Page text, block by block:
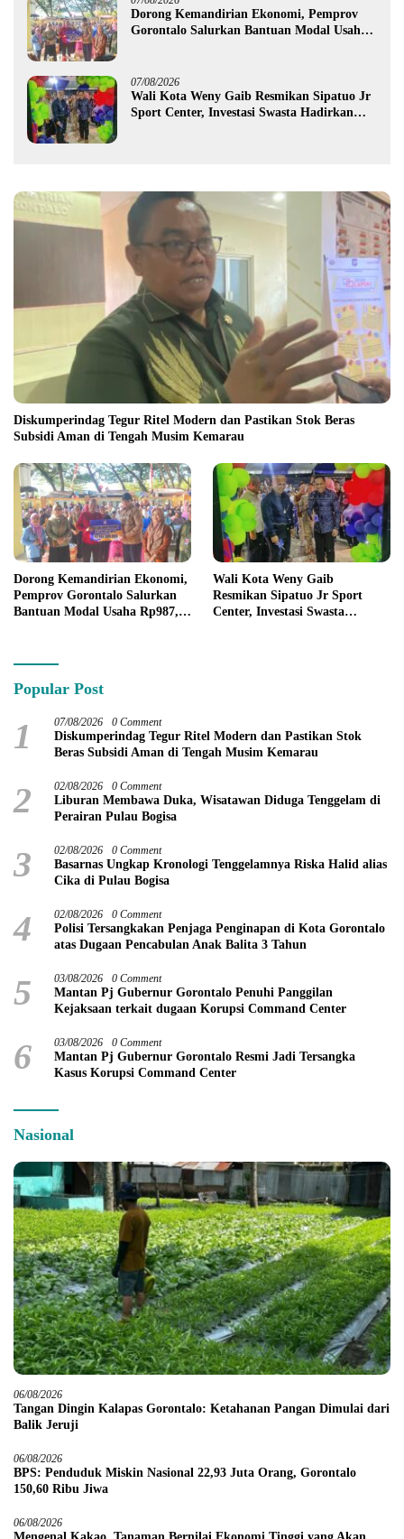
Dorong Kemandirian Ekonomi, Pemprov
Gorontalo Salurkan Bantuan Modal Usaha
07/08/2026
Wali Kota Weny Gaib Resmikan Sipatuo Jr
Sport Center, Investasi Swasta Hadirkan
Diskumperindag Tegur Ritel Modern dan Pastikan Stok Beras
Subsidi Aman di Tengah Musim Kemarau
Dorong Kemandirian Ekonomi,
Pemprov Gorontalo Salurkan
Bantuan Modal Usaha Rp987,5
Wali Kota Weny Gaib
Resmikan Sipatuo Jr Sport
Center, Investasi Swasta
Popular Post
1 07/08/2026 0 Comment
Diskumperindag Tegur Ritel Modern dan Pastikan Stok
Beras Subsidi Aman di Tengah Musim Kemarau
2 02/08/2026 0 Comment
Liburan Membawa Duka, Wisatawan Diduga Tenggelam di
Perairan Pulau Bogisa
3 02/08/2026 0 Comment
Basarnas Ungkap Kronologi Tenggelamnya Riska Halid alias
Cika di Pulau Bogisa
4 02/08/2026 0 Comment
Polisi Tersangkakan Penjaga Penginapan di Kota Gorontalo
atas Dugaan Pencabulan Anak Balita 3 Tahun
5 03/08/2026 0 Comment
Mantan Pj Gubernur Gorontalo Penuhi Panggilan
Kejaksaan terkait dugaan Korupsi Command Center
6 03/08/2026 0 Comment
Mantan Pj Gubernur Gorontalo Resmi Jadi Tersangka
Kasus Korupsi Command Center
Nasional
06/08/2026
Tangan Dingin Kalapas Gorontalo: Ketahanan Pangan Dimulai dari
Balik Jeruji
06/08/2026
BPS: Penduduk Miskin Nasional 22,93 Juta Orang, Gorontalo
150,60 Ribu Jiwa
06/08/2026
Mengenal Kakao, Tanaman Bernilai Ekonomi Tinggi yang Akan